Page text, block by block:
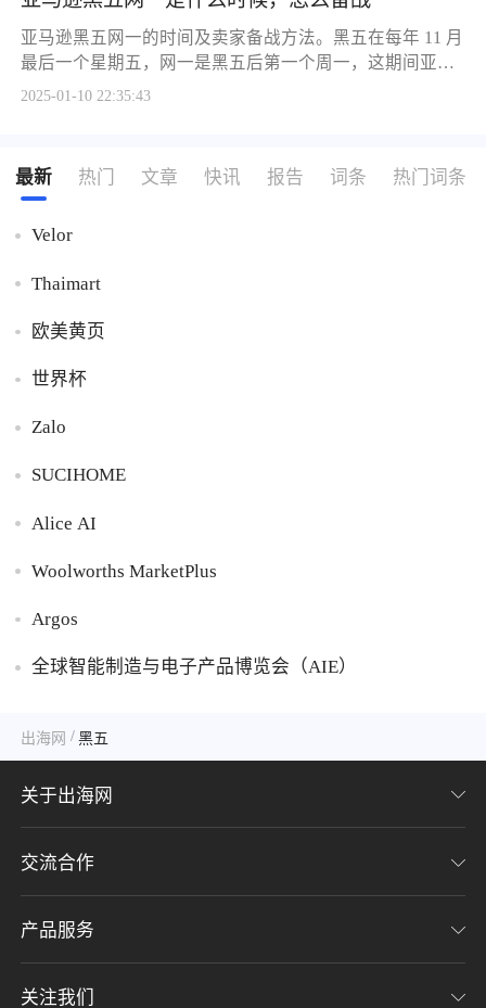
亚马逊黑五网一的时间及卖家备战方法。黑五在每年 11 月
最后一个星期五，网一是黑五后第一个周一，这期间亚马
逊全站点大促，商品流量销量大幅提升。卖家备战时间表
页；11 - 12 月继续关注物流和促销并检查调整；旺季后进
行库存管理和复盘，为新品推广做准备，助力卖家把握促
2025-01-10 22:35:43
最新 热门 文章 快讯 报告 词条 热门词条
Velor
Thaimart
欧美黄页
世界杯
Zalo
SUCIHOME
Alice AI
Woolworths MarketPlus
Argos
全球智能制造与电子产品博览会（AIE）
出海网 / 黑五
关于出海网
关于我们
加入我们
交流合作
联系我们
意见反馈
产品服务
关注我们